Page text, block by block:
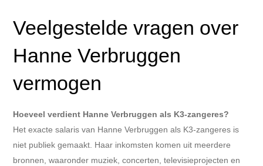
Veelgestelde vragen over
Hanne Verbruggen
vermogen
Hoeveel verdient Hanne Verbruggen als K3-zangeres?
Het exacte salaris van Hanne Verbruggen als K3-zangeres is
niet publiek gemaakt. Haar inkomsten komen uit meerdere
bronnen, waaronder muziek, concerten, televisieprojecten en